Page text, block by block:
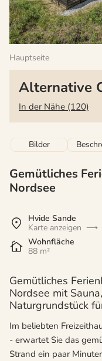
Hauptseite
Alternative
In der Nähe (120)
Bilder
Gemütliches
Nordsee
Hvide Sande
Karte anzeigen
Wohnfläche
88 m²
Gemütliches
Nordsee mit
Naturgrundstück
Im beliebten
- erwartet Sie das
Strand ein paar